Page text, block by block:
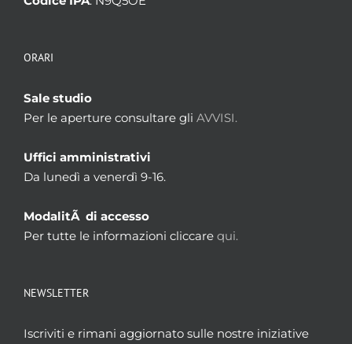
ORARI
Sale studio
Per le aperture consultare gli AVVISI.
Uffici amministrativi
Da lunedì a venerdì 9-16.
ModalitÃ di accesso
Per tutte le informazioni cliccare qui.
NEWSLETTER
Iscriviti e rimani aggiornato sulle nostre iniziative